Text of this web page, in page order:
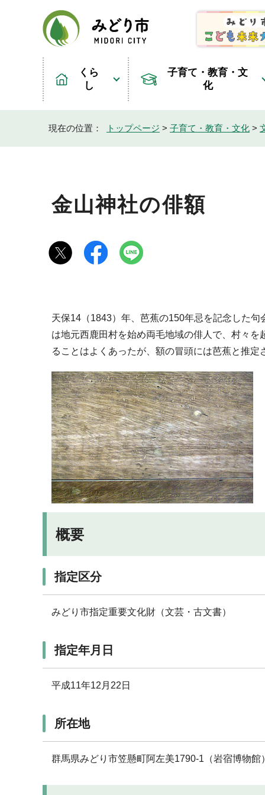
くら
し
子育て・教育・文
化
現在の位置： トップページ > 子育て・教育・文化 >
金山神社の俳額
天保14（1843）年、芭蕉の150年忌を記念した
は地元西鹿田村を始め両毛地域の俳人で、村々
ることはよくあったが、額の冒頭には芭蕉と推
概要
指定区分
みどり市指定重要文化財（文芸・古文書）
指定年月日
平成11年12月22日
所在地
群馬県みどり市笠懸町阿左美1790-1（岩宿博物館